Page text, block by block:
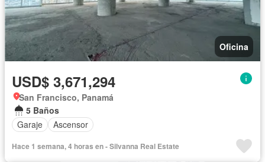
Oficina
USD$ 3,671,294
San Francisco, Panamá
5 Baños
Garaje
Ascensor
Hace 1 semana, 4 horas en - Silvanna Real Estate